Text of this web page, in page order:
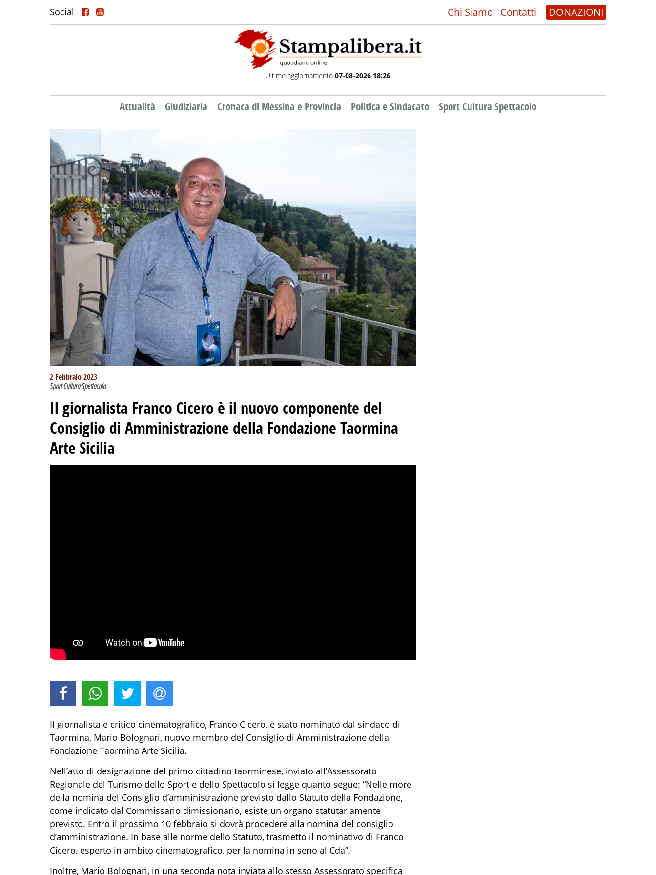
Social Chi Siamo Contatti DONAZIONI
Ultimo aggiornamento 07-08-2026 18:26
Attualità Giudiziaria Cronaca di Messina e Provincia Politica e Sindacato Sport Cultura Spettacolo
2 Febbraio 2023
Sport Cultura Spettacolo
Il giornalista Franco Cicero è il nuovo componente del
Consiglio di Amministrazione della Fondazione Taormina
Arte Sicilia
Il giornalista e critico cinematografico, Franco Cicero, è stato nominato dal sindaco di
Taormina, Mario Bolognari, nuovo membro del Consiglio di Amministrazione della
Fondazione Taormina Arte Sicilia.
Nell’atto di designazione del primo cittadino taorminese, inviato all’Assessorato
Regionale del Turismo dello Sport e dello Spettacolo si legge quanto segue: “Nelle more
della nomina del Consiglio d’amministrazione previsto dallo Statuto della Fondazione,
come indicato dal Commissario dimissionario, esiste un organo statutariamente
previsto. Entro il prossimo 10 febbraio si dovrà procedere alla nomina del consiglio
d’amministrazione. In base alle norme dello Statuto, trasmetto il nominativo di Franco
Cicero, esperto in ambito cinematografico, per la nomina in seno al Cda”.
Inoltre, Mario Bolognari, in una seconda nota inviata allo stesso Assessorato specifica